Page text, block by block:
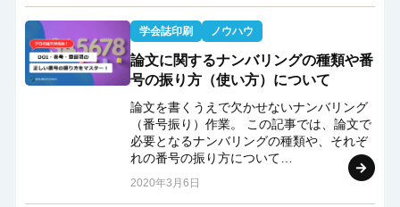
学会誌印刷 ノウハウ
論文に関するナンバリングの種類や番
号の振り方（使い方）について
論文を書くうえで欠かせないナンバリング
（番号振り）作業。 この記事では、論文で
必要となるナンバリングの種類や、それぞ
れの番号の振り方について…
2020年3月6日